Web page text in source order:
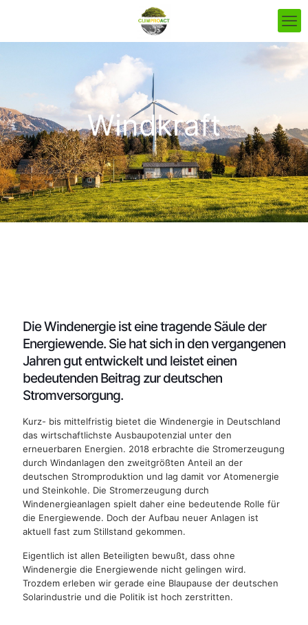
Windkraft
Die Windenergie ist eine tragende Säule der
Energiewende. Sie hat sich in den vergangenen
Jahren gut entwickelt und leistet einen
bedeutenden Beitrag zur deutschen
Stromversorgung.
Kurz- bis mittelfristig bietet die Windenergie in Deutschland
das wirtschaftlichste Ausbaupotenzial unter den
erneuerbaren Energien. 2018 erbrachte die Stromerzeugung
durch Windanlagen den zweitgrößten Anteil an der
deutschen Stromproduktion und lag damit vor Atomenergie
und Steinkohle. Die Stromerzeugung durch
Windenergieanlagen spielt daher eine bedeutende Rolle für
die Energiewende. Doch der Aufbau neuer Anlagen ist
aktuell fast zum Stillstand gekommen.
Eigentlich ist allen Beteiligten bewußt, dass ohne
Windenergie die Energiewende nicht gelingen wird.
Trozdem erleben wir gerade eine Blaupause der deutschen
Solarindustrie und die Politik ist hoch zerstritten.